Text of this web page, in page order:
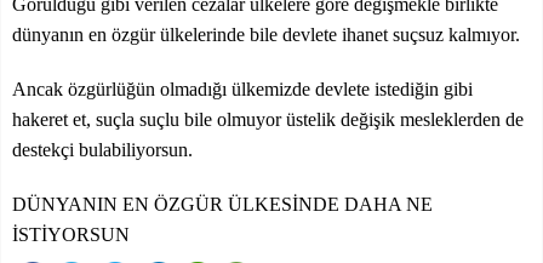
Görüldüğü gibi verilen cezalar ülkelere göre değişmekle birlikte
dünyanın en özgür ülkelerinde bile devlete ihanet suçsuz kalmıyor.
Ancak özgürlüğün olmadığı ülkemizde devlete istediğin gibi
hakeret et, suçla suçlu bile olmuyor üstelik değişik mesleklerden de
destekçi bulabiliyorsun.
DÜNYANIN EN ÖZGÜR ÜLKESİNDE DAHA NE
İSTİYORSUN